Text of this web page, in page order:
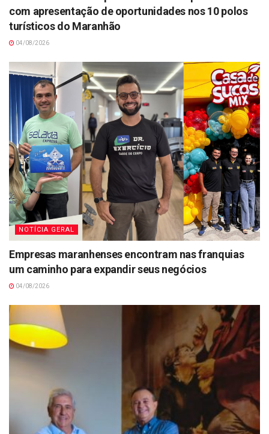
com apresentação de oportunidades nos 10 polos
turísticos do Maranhão
04/08/2026
NOTÍCIA GERAL
Empresas maranhenses encontram nas franquias
um caminho para expandir seus negócios
04/08/2026